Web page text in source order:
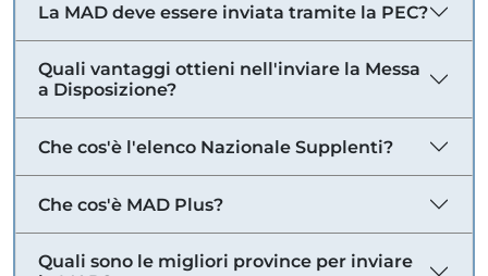
La MAD deve essere inviata tramite la PEC?
Quali vantaggi ottieni nell'inviare la Messa
a Disposizione?
Che cos'è l'elenco Nazionale Supplenti?
Che cos'è MAD Plus?
Quali sono le migliori province per inviare